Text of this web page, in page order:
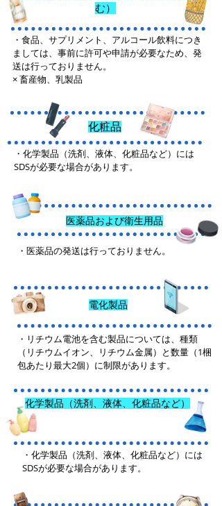
む）
・食品、サプリメント、アルコール飲料につき
ましては、事前に許可や申請が必要なため、発
送は行っておりません。
× 畜産物、乳製品
化粧品
・化学製品（洗剤、液体、化粧品など）には
SDSが必要な場合があります。
医薬品および衛生用品
・医薬品の発送は行っておりません。
電化製品
・リチウム電池を含む製品については、種類
（リチウムイオン、リチウム金属）と数量（1梱
包あたり最大2個）に制限があります。
化学製品（洗剤、液体、化粧品など）
・化学製品（洗剤、液体、化粧品など）には
SDSが必要な場合があります。